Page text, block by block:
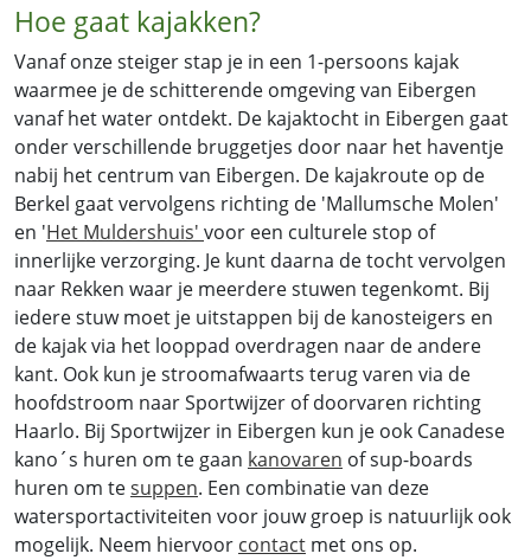
Hoe gaat kajakken?
Vanaf onze steiger stap je in een 1-persoons kajak
waarmee je de schitterende omgeving van Eibergen
vanaf het water ontdekt. De kajaktocht in Eibergen gaat
onder verschillende bruggetjes door naar het haventje
nabij het centrum van Eibergen. De kajakroute op de
Berkel gaat vervolgens richting de 'Mallumsche Molen'
en 'Het Muldershuis' voor een culturele stop of
innerlijke verzorging. Je kunt daarna de tocht vervolgen
naar Rekken waar je meerdere stuwen tegenkomt. Bij
iedere stuw moet je uitstappen bij de kanosteigers en
de kajak via het looppad overdragen naar de andere
kant. Ook kun je stroomafwaarts terug varen via de
hoofdstroom naar Sportwijzer of doorvaren richting
Haarlo. Bij Sportwijzer in Eibergen kun je ook Canadese
kano´s huren om te gaan kanovaren of sup-boards
huren om tesuppen. Een combinatie van deze
watersportactiviteiten voor jouw groep is natuurlijk ook
mogelijk. Neem hiervoor contact met ons op.